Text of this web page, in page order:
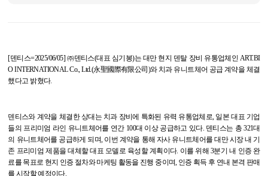
[덴티스=2025/06/05] ㈜덴티스(대표 심기봉)는 대만 현지 덴탈 장비 유통업체인 ART.BI
O INTERNATIONAL Co., Ltd.(永聖國際有限公司 )와 치과 유니트체어 공급 계약을 체결
했다고 밝혔다.
덴티스와 계약을 체결한 상대는 치과 장비에 특화된 유력 유통업체로 일본 대표 기업
들의 프리미엄 라인 유니트체어를 연간 100대 이상 공급하고 있다. 덴티스는 총321대
의 유니트체어를 공급하게 되며 이번 계약을 통해 자사 유니트체어를 대만 시장 내 기
존 프리미엄 제품을 대체할 대표 모델로 육성할 계획이다. 이를 위해3분기 내 인증 완
료를 목표로 현지 인증 절차와 마케팅 활동을 진행 중이며 인증 획득 후 연내 본격 판매
를 시작할 예정이다.